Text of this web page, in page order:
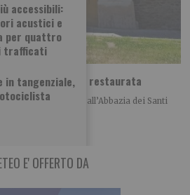
accessibili:
acustici e
per quattro
trafficati
in tangenziale,
scala e facciata restaurata
della fondazione, all’Abbazia dei Santi
stati
E' OFFERTO DA